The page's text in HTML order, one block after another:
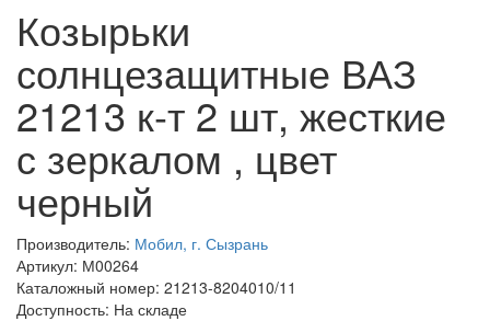
Козырьки
солнцезащитные ВАЗ
21213 к-т 2 шт, жесткие
с зеркалом , цвет
черный
Производитель: Мобил, г. Сызрань
Артикул: М00264
Каталожный номер: 21213-8204010/11
Доступность: На складе